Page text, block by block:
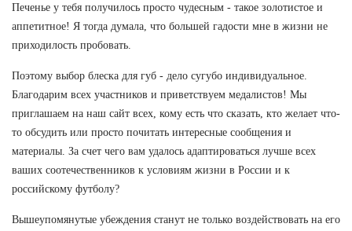
Печенье у тебя получилось просто чудесным - такое золотистое и
аппетитное! Я тогда думала, что большей гадости мне в жизни не
приходилость пробовать.
Поэтому выбор блеска для губ - дело сугубо индивидуальное.
Благодарим всех участников и приветствуем медалистов! Мы
приглашаем на наш сайт всех, кому есть что сказать, кто желает что-
то обсудить или просто почитать интересные сообщения и
материалы. За счет чего вам удалось адаптироваться лучше всех
ваших соотечественников к условиям жизни в России и к
российскому футболу?
Вышеупомянутые убеждения станут не только воздействовать на его